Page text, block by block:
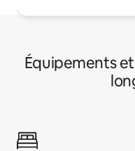
Équipements